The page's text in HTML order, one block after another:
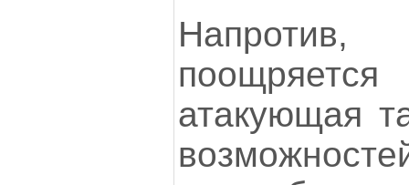
атакующая